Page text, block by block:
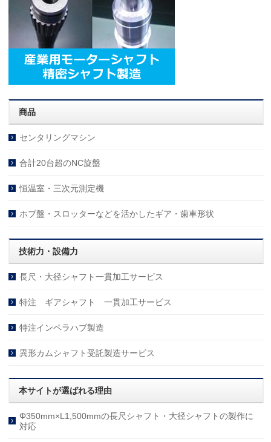
商品
センタリングマシン
合計20台超のNC旋盤
恒温室・三次元測定機
ホブ盤・スロッターなどを活かしたギア・歯車形状
技術力・設備力
長尺・大径シャフト一貫加工サービス
特注 ギアシャフト 一貫加工サービス
特注インペラハブ製造
異形カムシャフト受託製造サービス
本サイトが選ばれる理由
Φ350mm×L1,500mmの長尺シャフト・大径シャフトの製作に
対応